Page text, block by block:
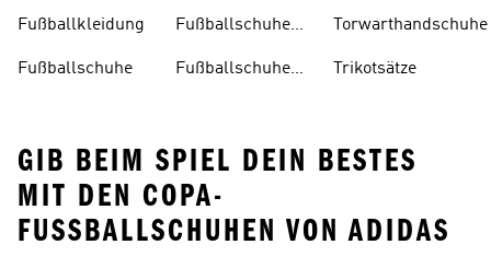
Fußballkleidung
Fußballschuhe
Fußballschuhe
Schnürsenkel
Fußballschuhe
Torwarthandschuhe
Trikotsätze
GIB BEIM SPIEL DEIN BESTES
MIT DEN COPA-
FUSSBALLSCHUHEN VON ADIDAS